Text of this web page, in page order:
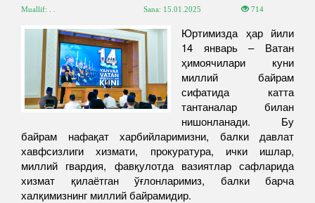
Muallif: . . Sana: 15.01.2025 714
Юртимизда ҳар йили
14 январь – Ватан
ҳимоячилари куни
миллий байрам
сифатида катта
тантаналар билан
нишонланади. Бу
байрам нафақат харбийларимизни, балки давлат
хавфсизлиги хизмати, прокуратура, ички ишлар,
миллий гвардия, фавқулотда вазиятлар сафларида
хизмат қилаётган ўғлонларимиз, балки барча
халқимизнинг миллий байрамидир.